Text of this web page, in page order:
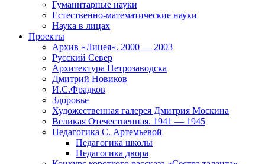
Гуманитарные науки
Естественно-математические науки
Наука в лицах
Проекты
Архив «Лицея». 2000 — 2003
Русский Север
Архитектура Петрозаводска
Дмитрий Новиков
И.С.Фрадков
Здоровье
Художественная галерея Дмитрия Москина
Великая Отечественная. 1941 — 1945
Педагогика С. Артемьевой
Педагогика школы
Педагогика двора